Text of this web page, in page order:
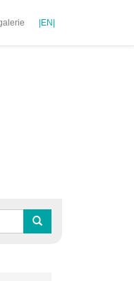
|EN|